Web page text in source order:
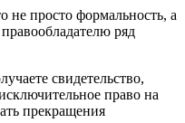
не просто формальность, а
ряд
свидетельство,
право на
прекращения